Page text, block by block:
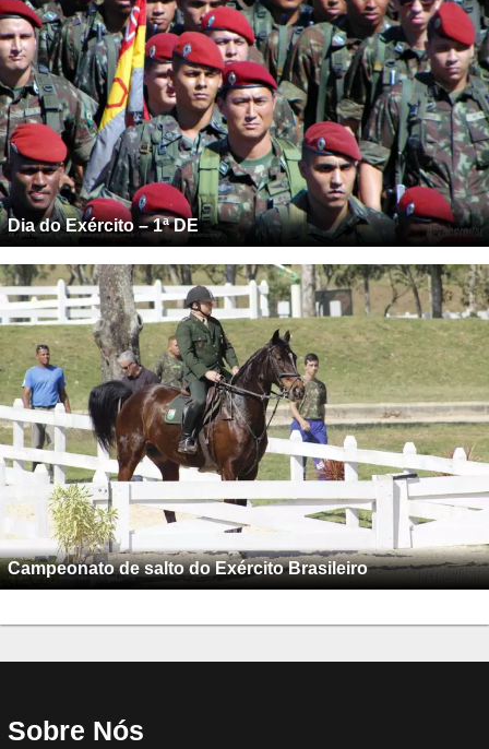
Dia do Exército – 1ª DE
Campeonato de salto do Exército Brasileiro
Sobre Nós